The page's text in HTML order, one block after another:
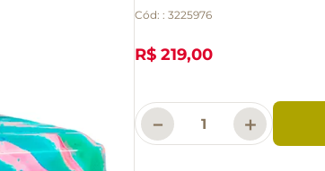
Cód: : 3225976
R$ 219,00
＋
－